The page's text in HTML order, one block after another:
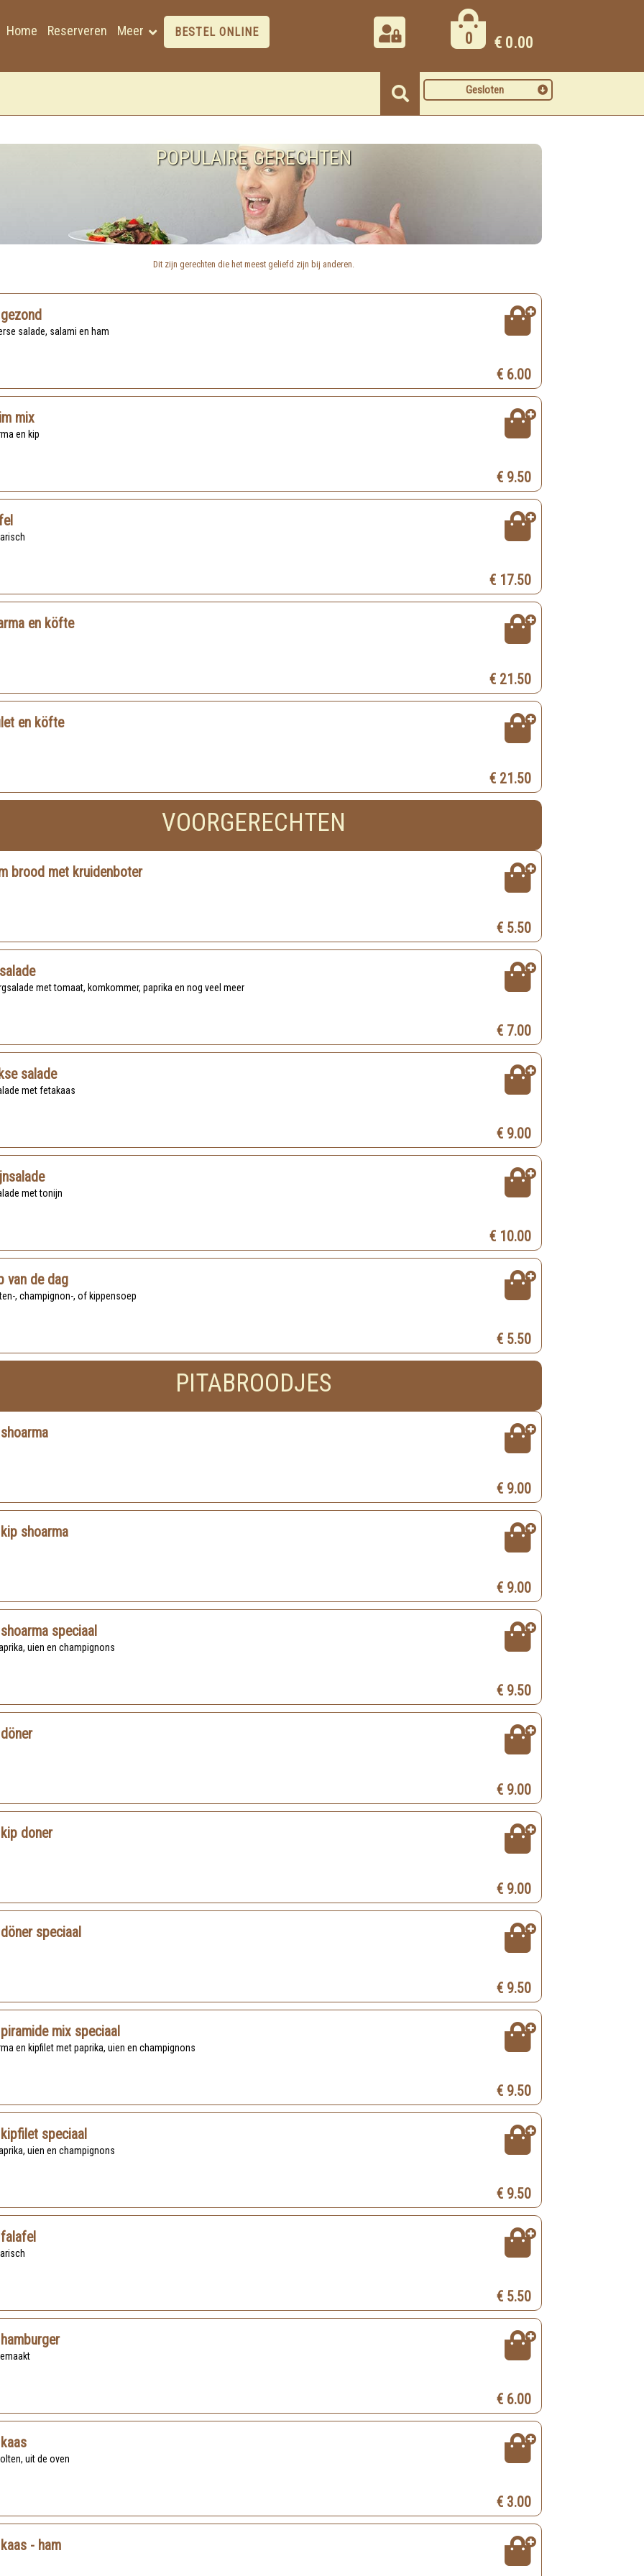
Home Reserveren Meer BESTEL ONLINE 0 € 0.00
Gesloten
POPULAIRE GERECHTEN
Dit zijn gerechten die het meest geliefd zijn bij anderen.
salade, salami en ham
€ 6.00
mix
en kip
€ 9.50
€ 17.50
en köfte
€ 21.50
en köfte
€ 21.50
VOORGERECHTEN
brood met kruidenboter
€ 5.50
met tomaat, komkommer, paprika en nog veel meer
€ 7.00
salade
met fetakaas
€ 9.00
met tonijn
€ 10.00
van de dag
, champignon-, of kippensoep
€ 5.50
PITABROODJES
€ 9.00
shoarma
€ 9.00
speciaal
uien en champignons
€ 9.50
€ 9.00
doner
€ 9.00
speciaal
€ 9.50
mix speciaal
en kipfilet met paprika, uien en champignons
€ 9.50
speciaal
uien en champignons
€ 9.50
€ 5.50
€ 6.00
uit de oven
€ 3.00
- ham